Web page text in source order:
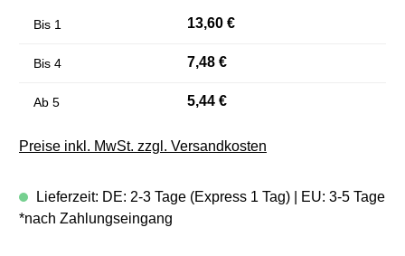
Bis 1 13,60 €
Bis 4 7,48 €
Ab 5 5,44 €
Preise inkl. MwSt. zzgl. Versandkosten
Lieferzeit: DE: 2-3 Tage (Express 1 Tag) | EU: 3-5 Tage
*nach Zahlungseingang